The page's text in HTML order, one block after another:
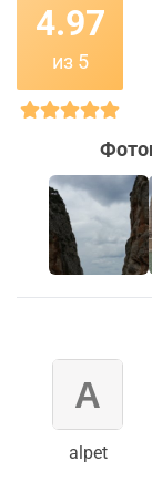
4.97
из 5
alpet